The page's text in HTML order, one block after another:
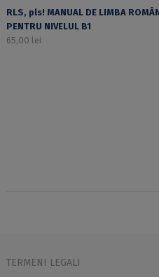
RLS, pls! MANUAL DE LIMBA
PENTRU NIVELUL B1
65,00 lei
TERMENI LEGALI